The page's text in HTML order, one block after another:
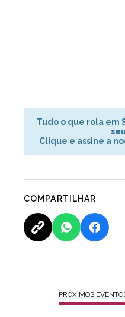
Tudo o que rola em
Clique e assine a
COMPARTILHAR
PRÓXIMOS